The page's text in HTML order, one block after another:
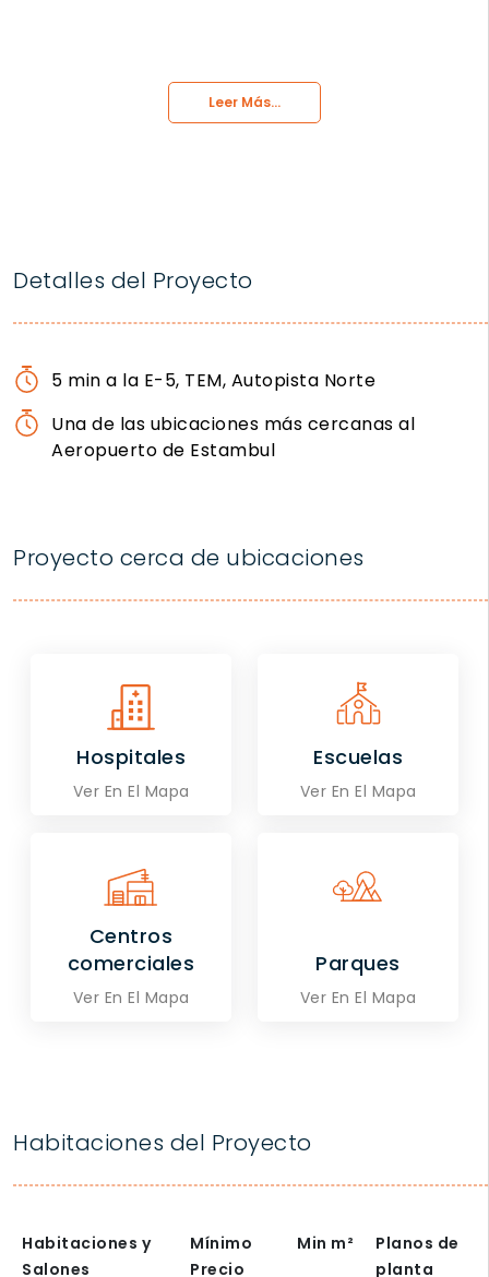
Leer Más...
Detalles del Proyecto
5 min a la E-5, TEM, Autopista Norte
Una de las ubicaciones más cercanas al
Aeropuerto de Estambul
Proyecto cerca de ubicaciones
Hospitales
Ver En El Mapa
Escuelas
Ver En El Mapa
Centros
comerciales
Ver En El Mapa
Parques
Ver En El Mapa
Habitaciones del Proyecto
Habitaciones y
Salones
Mínimo
Precio
Min m²
Planos de
planta